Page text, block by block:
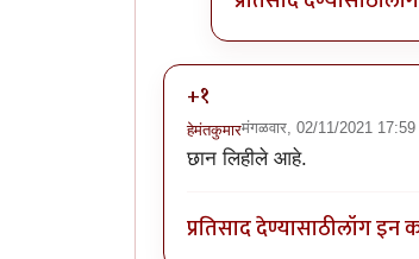
+१
हेमंतकुमारमंगळवार, 02/11/2021 17:59
छान लिहीले आहे.
प्रतिसाद देण्यासाठीलॉग इन